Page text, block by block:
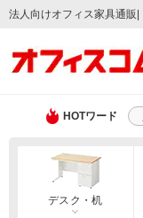
法人向けオフィス家具通販 |
HOTワード
デスク・机